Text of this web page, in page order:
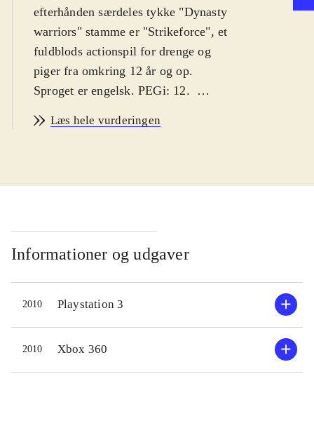
efterhånden særdeles tykke "Dynasty
warriors" stamme er "Strikeforce", et
fuldblods actionspil for drenge og
piger fra omkring 12 år og op.
Sproget er engelsk. PEGi: 12.
warriors" spil skal spilleren i
fraktion og en kinesisk heltefigur og
hvor tusinder af soldater bekæmper
hinanden. Slagene kan tage ret lang
tid, mens spilleren slår og hakker sig
vej gennem hundreder og atter
hundreder af fjender. Undervejs
tjener man erfaring og finder nyt
udstyr, så man kan forbedre sin
Læs hele vurderingen
Informationer og udgaver
2010 Playstation 3
2010 Xbox 360